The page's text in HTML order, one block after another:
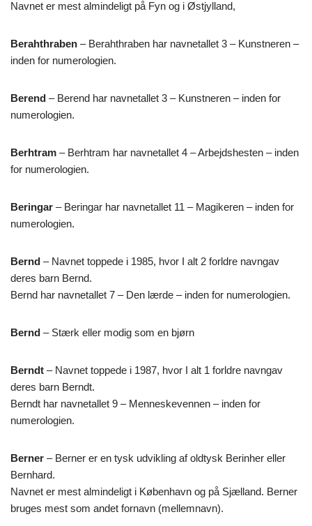
Navnet er mest almindeligt på Fyn og i Østjylland,
Berahthraben – Berahthraben har navnetallet 3 – Kunstneren –
inden for numerologien.
Berend – Berend har navnetallet 3 – Kunstneren – inden for
numerologien.
Berhtram – Berhtram har navnetallet 4 – Arbejdshesten – inden
for numerologien.
Beringar – Beringar har navnetallet 11 – Magikeren – inden for
numerologien.
Bernd – Navnet toppede i 1985, hvor I alt 2 forldre navngav
deres barn Bernd.
Bernd har navnetallet 7 – Den lærde – inden for numerologien.
Bernd – Stærk eller modig som en bjørn
Berndt – Navnet toppede i 1987, hvor I alt 1 forldre navngav
deres barn Berndt.
Berndt har navnetallet 9 – Menneskevennen – inden for
numerologien.
Berner – Berner er en tysk udvikling af oldtysk Berinher eller
Bernhard.
Navnet er mest almindeligt i København og på Sjælland. Berner
bruges mest som andet fornavn (mellemnavn).